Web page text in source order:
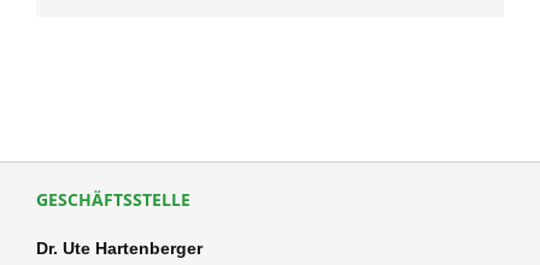
GESCHÄFTSSTELLE
Dr. Ute Hartenberger